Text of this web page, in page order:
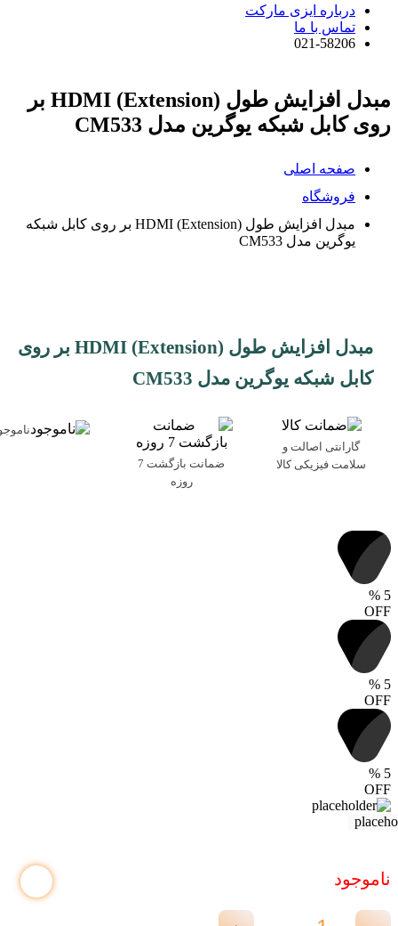
درباره ایزی مارکت
تماس با ما
021-58206
مبدل افزایش طول (Extension) HDMI بر
روی کابل شبکه یوگرین مدل CM533
صفحه اصلی
فروشگاه
مبدل افزایش طول (Extension) HDMI بر روی کابل شبکه
یوگرین مدل CM533
مبدل افزایش طول (Extension) HDMI بر روی
کابل شبکه یوگرین مدل CM533
گارانتی اصالت و
سلامت فیزیکی کالا
ضمانت بازگشت 7
روزه
5
%
OFF
5
%
OFF
5
%
OFF
ناموجود